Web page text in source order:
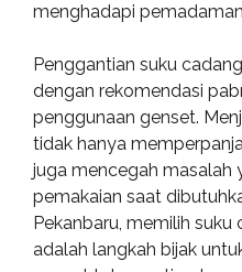
menghadapi
Penggantian suku
dengan rekomendasi
penggunaan genset.
tidak hanya
juga mencegah masalah
pemakaian saat
Pekanbaru, memilih
adalah langkah bijak